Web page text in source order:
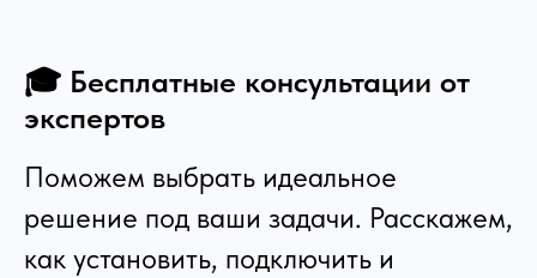
🎓 Бесплатные консультации от
экспертов
Поможем выбрать идеальное
решение под ваши задачи. Расскажем,
как установить, подключить и